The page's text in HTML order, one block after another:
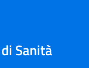
Sanità